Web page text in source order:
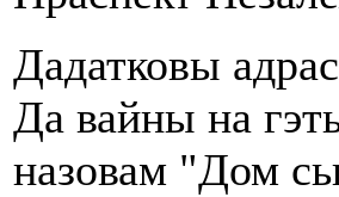
Дадатковы
Да вайны на
назовам "Дом